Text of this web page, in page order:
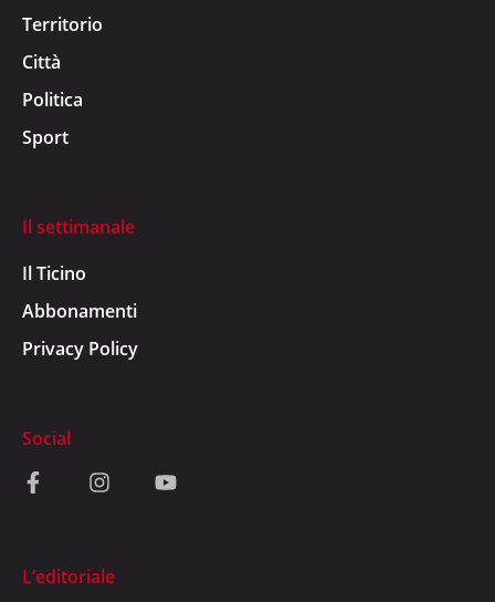
Territorio
Città
Politica
Sport
Il settimanale
Il Ticino
Abbonamenti
Privacy Policy
Social
L’editoriale